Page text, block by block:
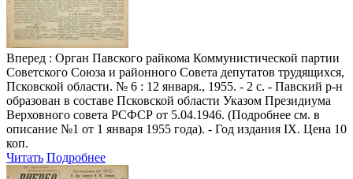
Вперед : Орган Павского райкома Коммунистической партии
Советского Союза и районного Совета депутатов трудящихся,
Псковской области. № 6 : 12 января., 1955. - 2 с. - Павский р-н
образован в составе Псковской области Указом Президиума
Верховного совета РСФСР от 5.04.1946. (Подробнее см. в
описание №1 от 1 января 1955 года). - Год издания IX. Цена 10
коп.
Читать Подробнее